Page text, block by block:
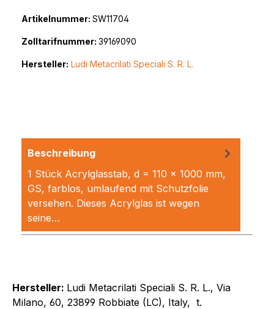
Artikelnummer: SW11704
Zolltarifnummer: 39169090
Hersteller: Ludi Metacrilati Speciali S. R. L.
Beschreibung
1 Stück Acrylglasstab, d = 110 x 1000 mm,
GS, farblos, umlaufend mit Schutzfolie
versehen. Dieses Acrylglas ist wegen
seine…
Hersteller: Ludi Metacrilati Speciali S. R. L., Via
Milano, 60, 23899 Robbiate (LC), Italy, t.